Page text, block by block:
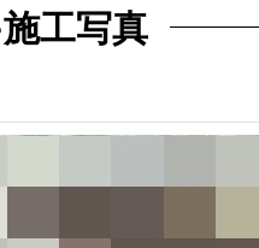
工写真